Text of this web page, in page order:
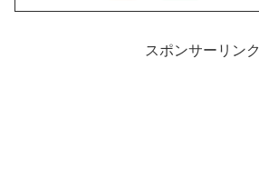
スポンサーリンク